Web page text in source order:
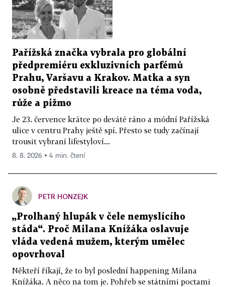
Pařížská značka vybrala pro globální
předpremiéru exkluzivních parfémů
Prahu, Varšavu a Krakov. Matka a syn
osobně představili kreace na téma voda,
růže a pižmo
Je 23. července krátce po deváté ráno a módní Pařížská
ulice v centru Prahy ještě spí. Přesto se tudy začínají
trousit vybraní lifestyloví...
8. 8. 2026 ▪ 4 min. čtení
PETR HONZEJK
„Prolhaný hlupák v čele nemyslícího
stáda“. Proč Milana Knížáka oslavuje
vláda vedená mužem, kterým umělec
opovrhoval
Někteří říkají, že to byl poslední happening Milana
Knížáka. A něco na tom je. Pohřeb se státními poctami